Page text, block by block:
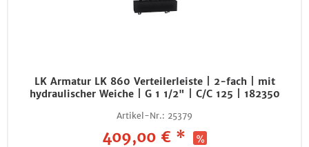
LK Armatur LK 860 Verteilerleiste | 2-fach | mit
hydraulischer Weiche | G 1 1/2" | C/C 125 | 182350
Artikel-Nr.: 25379
409,00 € *